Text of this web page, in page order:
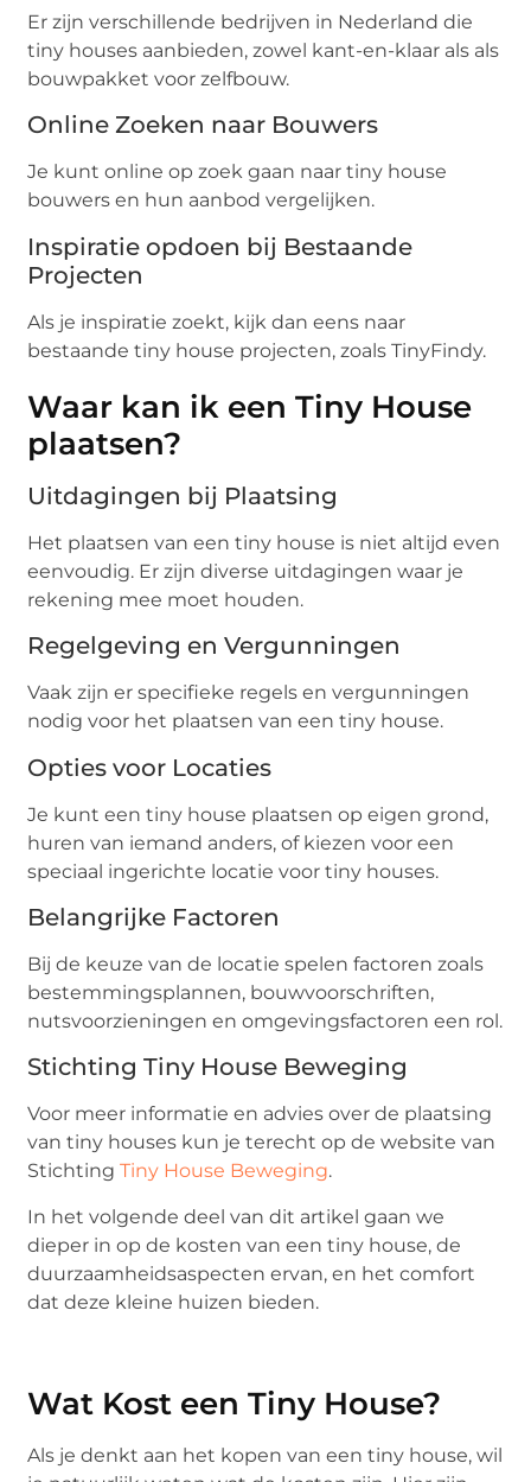
Er zijn verschillende bedrijven in Nederland die
tiny houses aanbieden, zowel kant-en-klaar als als
bouwpakket voor zelfbouw.
Online Zoeken naar Bouwers
Je kunt online op zoek gaan naar tiny house
bouwers en hun aanbod vergelijken.
Inspiratie opdoen bij Bestaande
Projecten
Als je inspiratie zoekt, kijk dan eens naar
bestaande tiny house projecten, zoals TinyFindy.
Waar kan ik een Tiny House
plaatsen?
Uitdagingen bij Plaatsing
Het plaatsen van een tiny house is niet altijd even
eenvoudig. Er zijn diverse uitdagingen waar je
rekening mee moet houden.
Regelgeving en Vergunningen
Vaak zijn er specifieke regels en vergunningen
nodig voor het plaatsen van een tiny house.
Opties voor Locaties
Je kunt een tiny house plaatsen op eigen grond,
huren van iemand anders, of kiezen voor een
speciaal ingerichte locatie voor tiny houses.
Belangrijke Factoren
Bij de keuze van de locatie spelen factoren zoals
bestemmingsplannen, bouwvoorschriften,
nutsvoorzieningen en omgevingsfactoren een rol.
Stichting Tiny House Beweging
Voor meer informatie en advies over de plaatsing
van tiny houses kun je terecht op de website van
StichtingTiny House Beweging.
In het volgende deel van dit artikel gaan we
dieper in op de kosten van een tiny house, de
duurzaamheidsaspecten ervan, en het comfort
dat deze kleine huizen bieden.
Wat Kost een Tiny House?
Als je denkt aan het kopen van een tiny house, wil